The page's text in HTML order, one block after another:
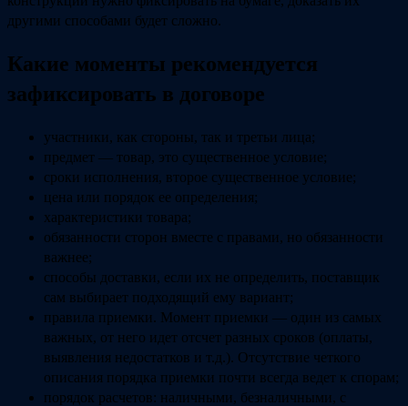
другими способами будет сложно.
Какие моменты рекомендуется
зафиксировать в договоре
участники, как стороны, так и третьи лица;
предмет — товар, это существенное условие;
сроки исполнения, второе существенное условие;
цена или порядок ее определения;
характеристики товара;
обязанности сторон вместе с правами, но обязанности
важнее;
способы доставки, если их не определить, поставщик
сам выбирает подходящий ему вариант;
правила приемки. Момент приемки — один из самых
важных, от него идет отсчет разных сроков (оплаты,
выявления недостатков и т.д.). Отсутствие четкого
описания порядка приемки почти всегда ведет к спорам;
порядок расчетов: наличными, безналичными, с